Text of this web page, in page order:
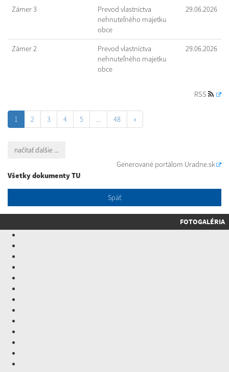
Zámer 3
Prevod vlastníctva
nehnuteľného majetku
obce
29.06.2026
Zámer 2
Prevod vlastníctva
nehnuteľného majetku
obce
29.06.2026
RSS
1 2 3 4 5 ... 48 »
načítať ďalšie ...
Generované portálom Uradne.sk
Všetky dokumenty TU
Späť
FOTOGALÉRIA